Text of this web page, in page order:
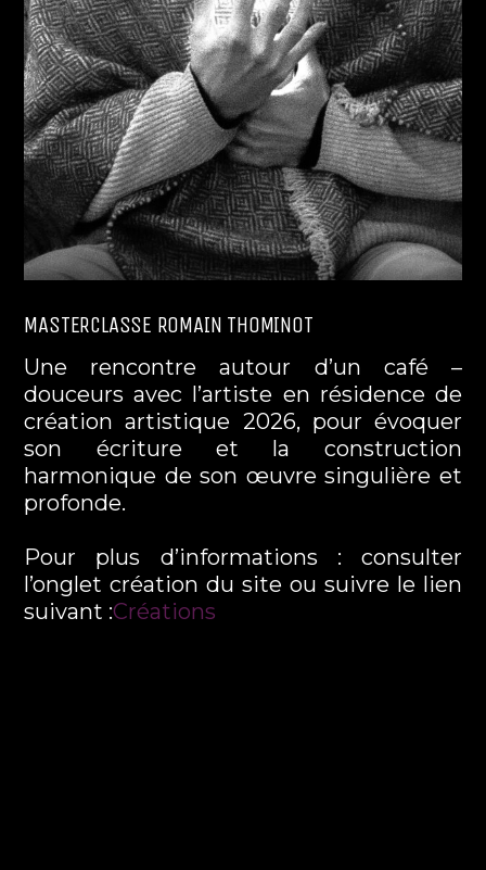
MASTERCLASSE ROMAIN THOMINOT
Une rencontre autour d’un café –
douceurs avec l’artiste en résidence de
création artistique 2026, pour évoquer
son écriture et la construction
harmonique de son œuvre singulière et
profonde.
Pour plus d’informations : consulter
l’onglet création du site ou suivre le lien
suivant :Créations